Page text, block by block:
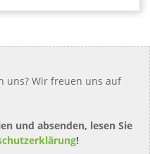
uns? Wir freuen uns auf
und absenden, lesen Sie
!